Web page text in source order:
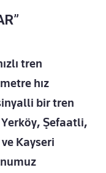
tren
hız
bir tren
Yerköy, Şefaatli,
Kayseri